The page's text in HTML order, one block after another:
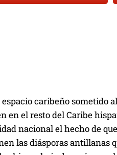
caribeño sometido
el resto del Caribe
nacional el hecho de
las diásporas antillanas